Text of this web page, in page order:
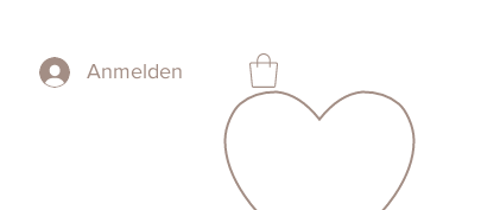
Anmelden